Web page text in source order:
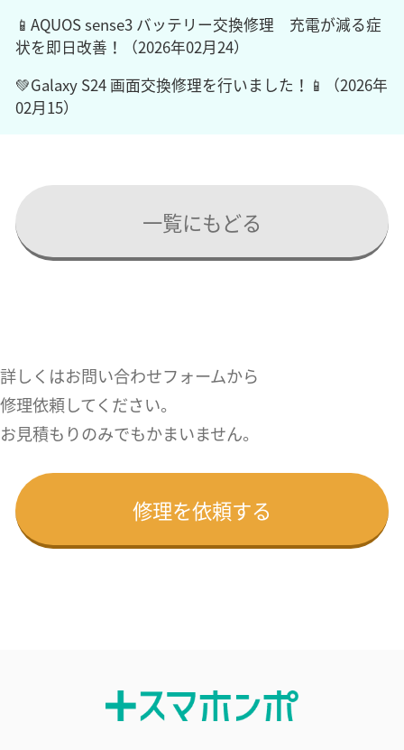
📱AQUOS sense3 バッテリー交換修理 充電が減る症
状を即日改善！（2026年02月24）
💚Galaxy S24 画面交換修理を行いました！📱（2026年
02月15）
一覧にもどる
詳しくはお問い合わせフォームから
修理依頼してください。
お見積もりのみでもかまいません。
修理を依頼する